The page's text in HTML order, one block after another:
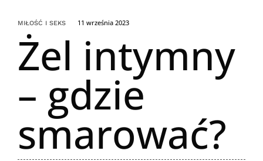
MIŁOŚĆ I SEKS 11 września 2023
Żel intymny
– gdzie
smarować?